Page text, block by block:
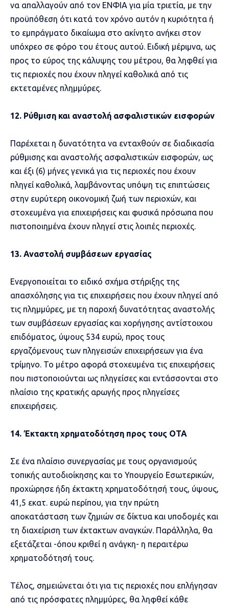
να απαλλαγούν από τον ΕΝΦΙΑ για μία τριετία, με την
προϋπόθεση ότι κατά τον χρόνο αυτόν η κυριότητα ή
το εμπράγματο δικαίωμα στο ακίνητο ανήκει στον
υπόχρεο σε φόρο του έτους αυτού. Ειδική μέριμνα, ως
προς το εύρος της κάλυψης του μέτρου, θα ληφθεί για
τις περιοχές που έχουν πληγεί καθολικά από τις
εκτεταμένες πλημμύρες.
12. Ρύθμιση και αναστολή ασφαλιστικών εισφορών
Παρέχεται η δυνατότητα να ενταχθούν σε διαδικασία
ρύθμισης και αναστολής ασφαλιστικών εισφορών, ως
και έξι (6) μήνες γενικά για τις περιοχές που έχουν
πληγεί καθολικά, λαμβάνοντας υπόψη τις επιπτώσεις
στην ευρύτερη οικονομική ζωή των περιοχών, και
στοχευμένα για επιχειρήσεις και φυσικά πρόσωπα που
πιστοποιημένα έχουν πληγεί στις λοιπές περιοχές.
13. Αναστολή συμβάσεων εργασίας
Ενεργοποιείται το ειδικό σχήμα στήριξης της
απασχόλησης για τις επιχειρήσεις που έχουν πληγεί από
τις πλημμύρες, με τη παροχή δυνατότητας αναστολής
των συμβάσεων εργασίας και χορήγησης αντίστοιχου
επιδόματος, ύψους 534 ευρώ, προς τους
εργαζόμενους των πληγεισών επιχειρήσεων για ένα
τρίμηνο. Το μέτρο αφορά στοχευμένα τις επιχειρήσεις
που πιστοποιούνται ως πληγείσες και εντάσσονται στο
πλαίσιο της κρατικής αρωγής προς πληγείσες
επιχειρήσεις.
14. Έκτακτη χρηματοδότηση προς τους ΟΤΑ
Σε ένα πλαίσιο συνεργασίας με τους οργανισμούς
τοπικής αυτοδιοίκησης και το Υπουργείο Εσωτερικών,
προχώρησε ήδη έκτακτη χρηματοδότησή τους, ύψους,
41,5 εκατ. ευρώ περίπου, για την πρώτη
αποκατάσταση των ζημιών σε δίκτυα και υποδομές και
τη διαχείριση των έκτακτων αναγκών. Παράλληλα, θα
εξετάζεται -όπου κριθεί η ανάγκη- η περαιτέρω
χρηματοδότησή τους.
Τέλος, σημειώνεται ότι για τις περιοχές που επλήγησαν
από τις πρόσφατες πλημμύρες, θα ληφθεί κάθε